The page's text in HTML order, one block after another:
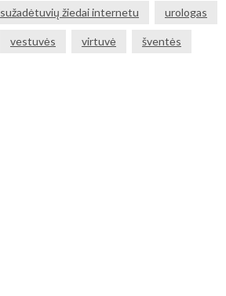
sužadėtuvių žiedai internetu urologas
vestuvės virtuvė šventės